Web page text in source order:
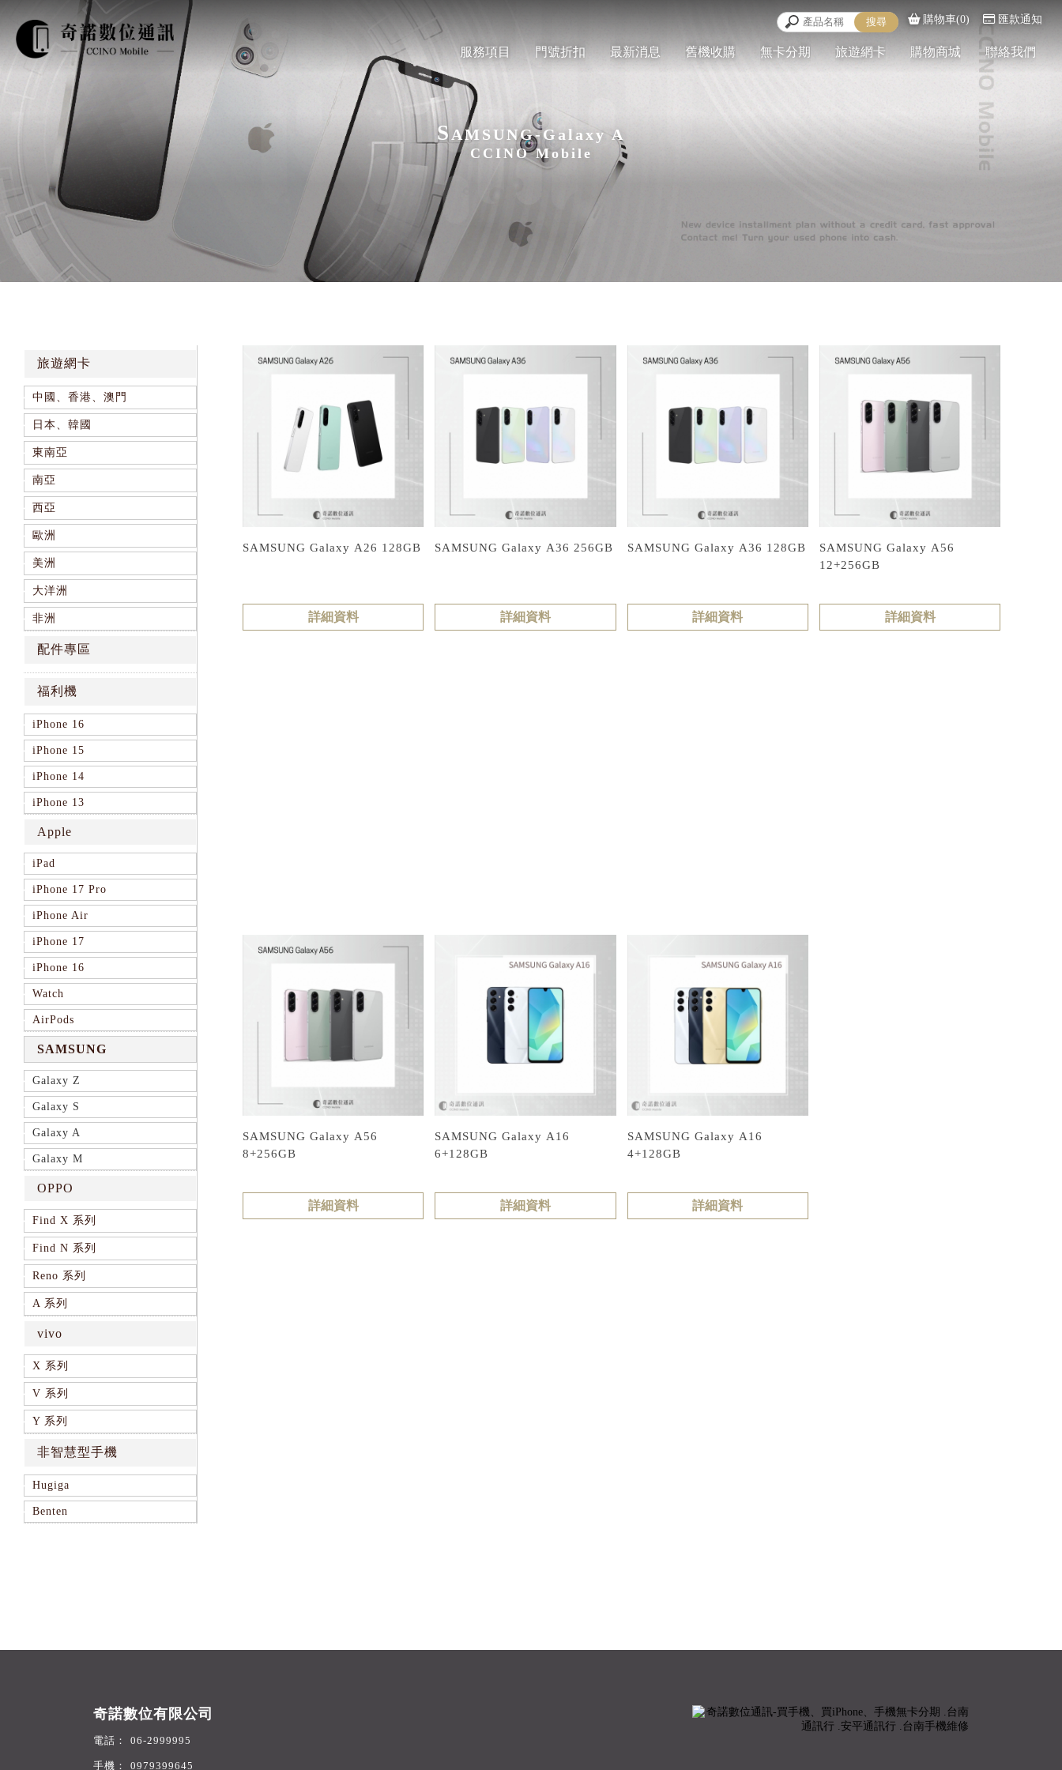
購物車(0) 匯款通知
服務項目 門號折扣 最新消息 舊機收購 無卡分期 旅遊網卡 購物商城 聯絡我們
SAMSUNG-Galaxy A
旅遊網卡
中國、香港、澳門
日本、韓國
東南亞
南亞
西亞
歐洲
美洲
大洋洲
非洲
配件專區
福利機
iPhone 16
iPhone 15
iPhone 14
iPhone 13
Apple
iPad
iPhone 17 Pro
iPhone Air
iPhone 17
iPhone 16
Watch
AirPods
SAMSUNG
Galaxy Z
Galaxy S
Galaxy A
Galaxy M
OPPO
Find X 系列
Find N 系列
Reno 系列
A 系列
vivo
X 系列
V 系列
Y 系列
非智慧型手機
Hugiga
Benten
SAMSUNG Galaxy A26 128GB
詳細資料
SAMSUNG Galaxy A36 256GB
詳細資料
SAMSUNG Galaxy A36 128GB
詳細資料
SAMSUNG Galaxy A56
12+256GB
詳細資料
SAMSUNG Galaxy A56
8+256GB
詳細資料
SAMSUNG Galaxy A16
6+128GB
詳細資料
SAMSUNG Galaxy A16
4+128GB
詳細資料
奇諾數位有限公司
06-2999995
0979399645